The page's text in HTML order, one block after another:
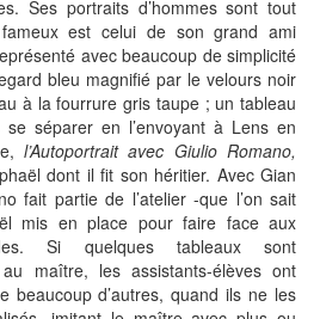
Ses portraits d’hommes sont tout
est celui de son grand ami
avec beaucoup de simplicité
bleu magnifié par le velours noir
à la fourrure gris taupe ; un tableau
séparer en l’envoyant à Lens en
l’Autoportrait avec Giulio Romano,
dont il fit son héritier. Avec Gian
fait partie de l’atelier -que l’on sait
mis en place pour faire face aux
Si quelques tableaux sont
maître, les assistants-élèves ont
beaucoup d’autres, quand ils ne les